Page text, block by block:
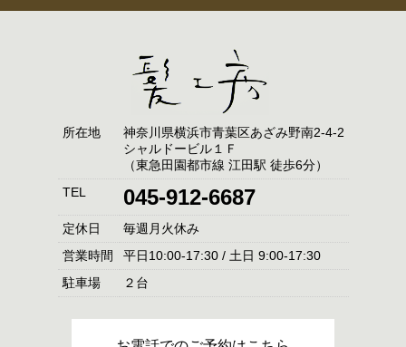
所在地
神奈川県横浜市青葉区あざみ野南2-4-2
シャルドービル１Ｆ
（東急田園都市線 江田駅 徒歩6分）
TEL
045-912-6687
定休日
毎週月火休み
営業時間
平日10:00-17:30 / 土日 9:00-17:30
駐車場
２台